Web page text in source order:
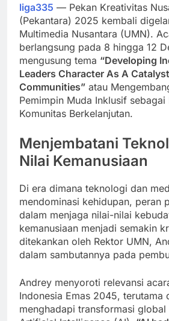
liga335 — Pekan Kreativitas
(Pekantara) 2025 kembali
Multimedia Nusantara (UMN).
berlangsung pada 8 hingga 12
mengusung tema “Developing
Leaders Character As A
Communities” atau
Pemimpin Muda Inklusif sebagai
Komunitas Berkelanjutan.
Menjembatani
Nilai Kemanusiaan
Di era dimana teknologi dan
mendominasi kehidupan, peran
dalam menjaga nilai-nilai
kemanusiaan menjadi semakin
ditekankan oleh Rektor UMN,
dalam sambutannya pada
Andrey menyoroti relevansi
Indonesia Emas 2045, terutama
menghadapi transformasi